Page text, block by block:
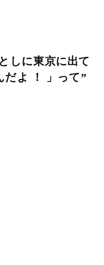
しに東京に出て
だよ ！ 」って”